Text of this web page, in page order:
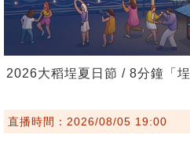
2026大稻埕夏日節 / 8分鐘「
直播時間：2026/08/05 19:00